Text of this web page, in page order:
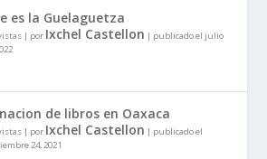
es la Guelaguetza
| por Ixchel Castellon | publicado el julio
de libros en Oaxaca
| por Ixchel Castellon | publicado el
24, 2021